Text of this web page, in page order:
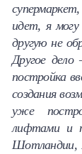
идет, я
другую не
Другое
постройка
создания
уже
лифтами и
Шотландии,